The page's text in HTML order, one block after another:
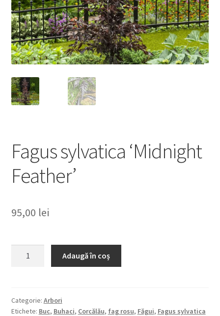
Fagus sylvatica ‘Midnight
Feather’
95,00 lei
Feather'
Adaugă în coș
Categorie: Arbori
Etichete: Buc, Buhaci, Corcălău, fag rosu, Făgui, Fagus sylvatica